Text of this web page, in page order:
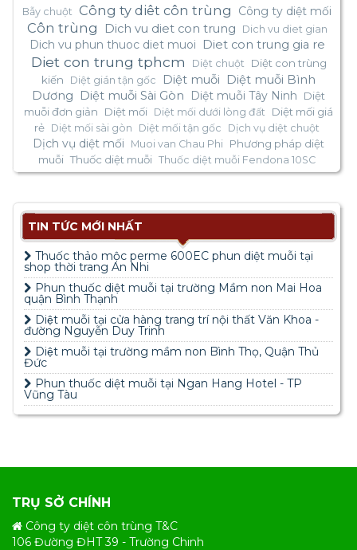
Bẫy chuột Công ty diêt côn trùng Công ty diệt mối
Côn trùng Dich vu diet con trung Dich vu diet gian
Dich vu phun thuoc diet muoi Diet con trung gia re
Diet con trung tphcm Diệt chuột
Diệt con trùng
kiến
Diệt gián tận gốc Diệt muỗi
Diệt muỗi Bình
Dương
Diệt muỗi Sài Gòn Diệt muỗi Tây Ninh
Diệt
muỗi đơn giản
Diệt mối Diệt mối dưới lòng đất
Diệt mối giá
rẻ Diệt mối sài gòn Diệt mối tận gốc Dịch vụ diệt chuột
Dịch vụ diệt mối Muoi van Chau Phi
Phương pháp diệt
muỗi Thuốc diệt muỗi Thuốc diệt muỗi Fendona 10SC
TIN TỨC MỚI NHẤT
Thuốc thảo mộc perme 600EC phun diệt muỗi tại
shop thời trang An Nhi
Phun thuốc diệt muỗi tại trường Mầm non Mai Hoa
quận Bình Thạnh
Diệt muỗi tại cửa hàng trang trí nội thất Văn Khoa -
đường Nguyễn Duy Trinh
Diệt muỗi tại trường mầm non Bình Thọ, Quận Thủ
Đức
Phun thuốc diệt muỗi tại Ngan Hang Hotel - TP
Vũng Tàu
TRỤ SỞ CHÍNH
Công ty diệt côn trùng T&C
106 Đường ĐHT 39 - Trường Chinh